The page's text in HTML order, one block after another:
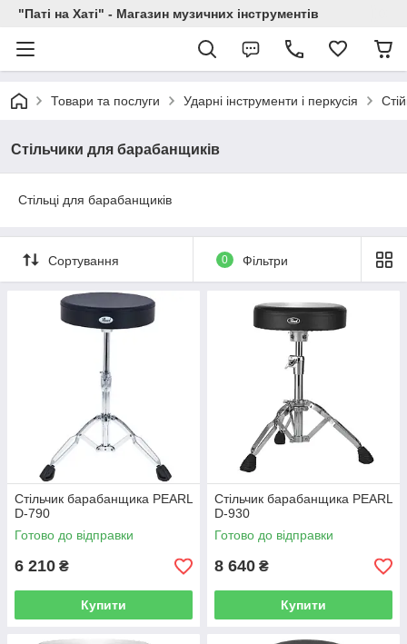
"Паті на Хаті" - Магазин музичних інструментів
Товари та послуги Ударні інструменти і перкусія
Стільчики для барабанщиків
Стільці для барабанщиків
Сортування 0 Фільтри
Стільчик барабанщика PEARL
D-790
Готово до відправки
6 210 ₴
Купити
Стільчик барабанщика PEARL
D-930
Готово до відправки
8 640 ₴
Купити